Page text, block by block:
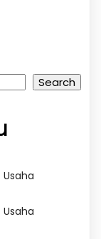
Search